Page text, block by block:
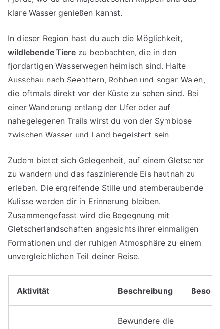
klare Wasser genießen kannst.
In dieser Region hast du auch die Möglichkeit,
wildlebende Tierezu beobachten, die in den
fjordartigen Wasserwegen heimisch sind. Halte
Ausschau nach Seeottern, Robben und sogar Walen,
die oftmals direkt vor der Küste zu sehen sind. Bei
einer Wanderung entlang der Ufer oder auf
nahegelegenen Trails wirst du von der Symbiose
zwischen Wasser und Land begeistert sein.
Zudem bietet sich Gelegenheit, auf einem Gletscher
zu wandern und das faszinierende Eis hautnah zu
erleben. Die ergreifende Stille und atemberaubende
Kulisse werden dir in Erinnerung bleiben.
Zusammengefasst wird die Begegnung mit
Gletscherlandschaften angesichts ihrer einmaligen
Formationen und der ruhigen Atmosphäre zu einem
unvergleichlichen Teil deiner Reise.
Aktivität Beschreibung
Bewundere die